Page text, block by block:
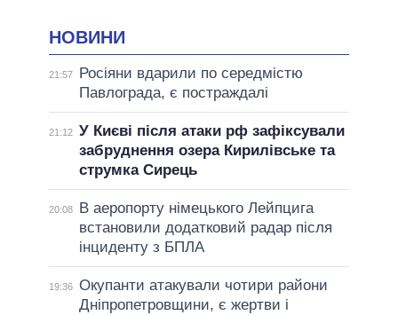
НОВИНИ
21:57
Росіяни вдарили по середмістю
Павлограда, є постраждалі
21:12 У Києві після атаки рф зафіксували
забруднення озера Кирилівське та
струмка Сирець
20:08
В аеропорту німецького Лейпцига
встановили додатковий радар після
інциденту з БПЛА
19:36 Окупанти атакували чотири райони
Дніпропетровщини, є жертви і